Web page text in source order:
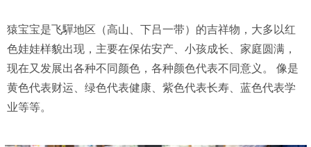
猿宝宝是飞驒地区（高山、下吕一带）的吉祥物，大多以红
色娃娃样貌出现，主要在保佑安产、小孩成长、家庭圆满，
现在又发展出各种不同颜色，各种颜色代表不同意义。 像是
黄色代表财运、绿色代表健康、紫色代表长寿、蓝色代表学
业等等。